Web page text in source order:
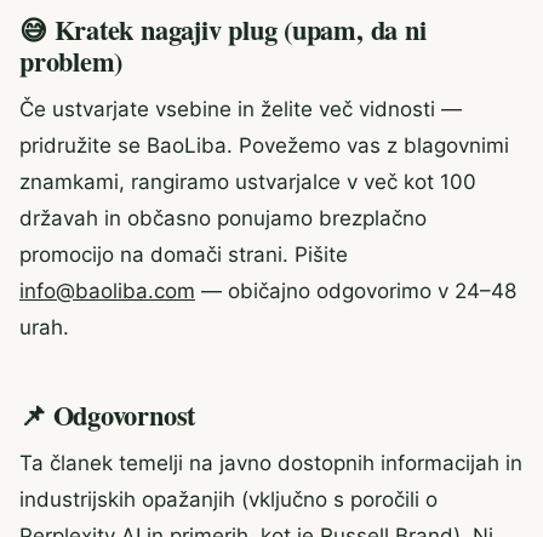
😅 Kratek nagajiv plug (upam, da ni
problem)
Če ustvarjate vsebine in želite več vidnosti —
pridružite se BaoLiba. Povežemo vas z blagovnimi
znamkami, rangiramo ustvarjalce v več kot 100
državah in občasno ponujamo brezplačno
promocijo na domači strani. Pišite
info@baoliba.com — običajno odgovorimo v 24–48
urah.
📌 Odgovornost
Ta članek temelji na javno dostopnih informacijah in
industrijskih opažanjih (vključno s poročili o